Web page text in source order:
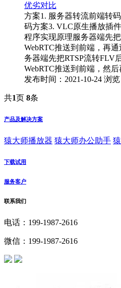
优劣对比
方案1. 服务器转流前端转
码方案3. VLC原生播放插
程序实现原理服务器端先把
WebRTC推送到前端，再
务器端先把RTSP流转FLV
WebRTC推送到前端，然
发布时间：2021-10-24 浏览
共1页 8条
产品及解决方案
猿大师播放器 猿大师办公助手
下载试用
服务客户
联系我们
电话：199-1987-2616
微信：199-1987-2616